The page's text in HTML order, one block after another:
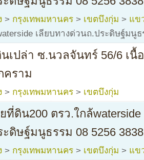
> กรุงเทพมหานคร > เขตบึงกุ่ม > แข
เลียบทางด่วนถ.ประดิษฐ์มนูธ
เปล่า ซ.นวลจันทร์ 56/6 เนื้
คราม
> กรุงเทพมหานคร > เขตบึงกุ่ม
ที่ดิน200 ตรว.ใกล้
ดิษฐ์มนูธรรม 08 5256
> กรุงเทพมหานคร > เขตบึงกุ่ม > แข